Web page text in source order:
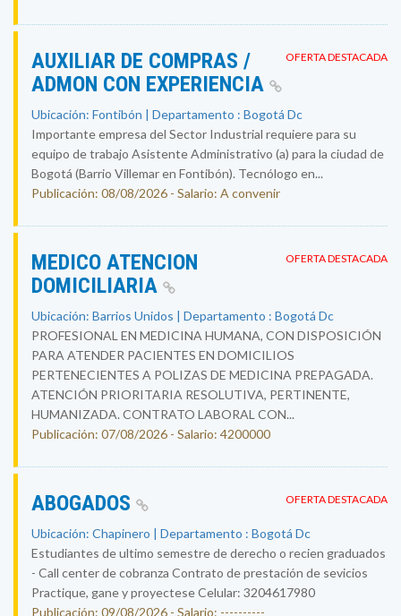
OFERTA DESTACADA
AUXILIAR DE COMPRAS /
ADMON CON EXPERIENCIA
Ubicación: Fontibón | Departamento : Bogotá Dc
Importante empresa del Sector Industrial requiere para su
equipo de trabajo Asistente Administrativo (a) para la ciudad de
Bogotá (Barrio Villemar en Fontibón). Tecnólogo en...
Publicación: 08/08/2026 - Salario: A convenir
OFERTA DESTACADA
MEDICO ATENCION
DOMICILIARIA
Ubicación: Barrios Unidos | Departamento : Bogotá Dc
PROFESIONAL EN MEDICINA HUMANA, CON DISPOSICIÓN
PARA ATENDER PACIENTES EN DOMICILIOS
PERTENECIENTES A POLIZAS DE MEDICINA PREPAGADA.
ATENCIÓN PRIORITARIA RESOLUTIVA, PERTINENTE,
HUMANIZADA. CONTRATO LABORAL CON...
Publicación: 07/08/2026 - Salario: 4200000
OFERTA DESTACADA
ABOGADOS
Ubicación: Chapinero | Departamento : Bogotá Dc
Estudiantes de ultimo semestre de derecho o recien graduados
- Call center de cobranza Contrato de prestación de sevicios
Practique, gane y proyectese Celular: 3204617980
Publicación: 09/08/2026 - Salario: ----------